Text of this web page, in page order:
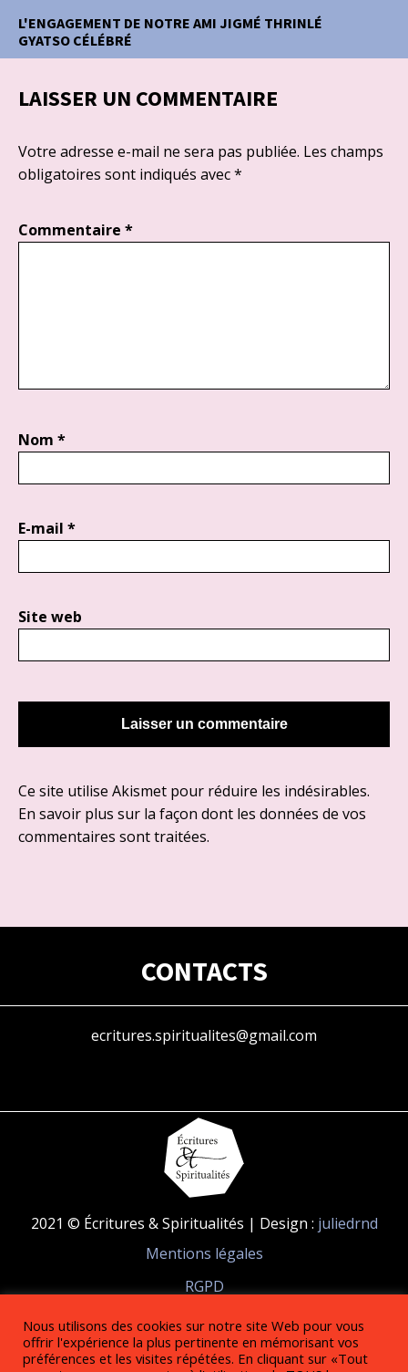
L'ENGAGEMENT DE NOTRE AMI JIGMÉ THRINLÉ
GYATSO CÉLÉBRÉ
LAISSER UN COMMENTAIRE
Votre adresse e-mail ne sera pas publiée. Les champs
obligatoires sont indiqués avec*
Commentaire *
Nom *
E-mail *
Site web
Ce site utilise Akismet pour réduire les indésirables.
En savoir plus sur la façon dont les données de vos
commentaires sont traitées.
CONTACTS
ecritures.spiritualites@gmail.com
2021 © Écritures & Spiritualités | Design : juliedrnd
Mentions légales
RGPD
RÉSEAUX SOCIAUX
Nous utilisons des cookies sur notre site Web pour vous
offrir l'expérience la plus pertinente en mémorisant vos
préférences et les visites répétées. En cliquant sur «Tout